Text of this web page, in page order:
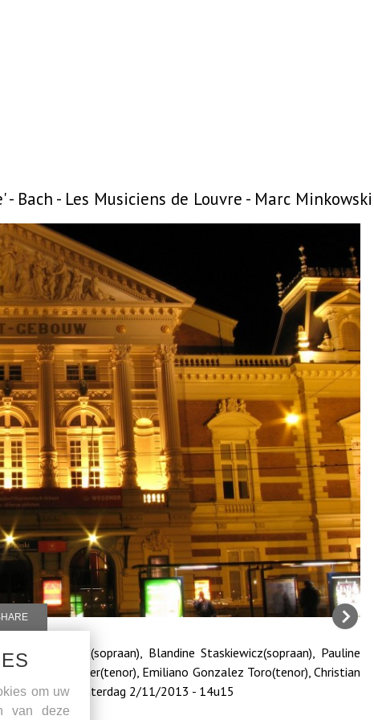
- Bach - Les Musiciens de Louvre - Marc
Quintans(sopraan), Blandine Staskiewicz(sopraan), Pauline
Markus Brutscher(tenor), Emiliano Gonzalez Toro(tenor), Christian
Grote Zaal - zaterdag 2/11/2013 - 14u15
om uw
van deze